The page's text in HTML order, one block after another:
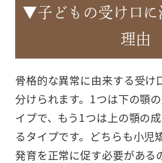
▼子どもの受け口に
理由
骨格的な異常に由来する受け
分けられます。1つは下の顎
イプで、もう1つは上の顎の
るタイプです。どちらも小児
発育を正常に促す必要がある